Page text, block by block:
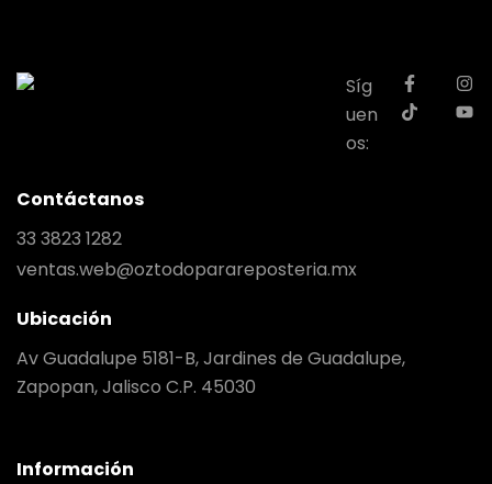
Síg
uen
os:
Contáctanos
33 3823 1282
ventas.web@oztodoparareposteria.mx
Ubicación
Av Guadalupe 5181-B, Jardines de Guadalupe,
Zapopan, Jalisco C.P. 45030
Información